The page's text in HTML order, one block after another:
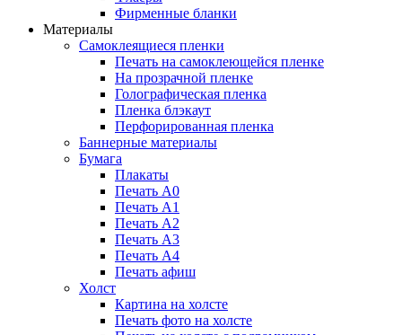
Фирменные бланки
Материалы
Самоклеящиеся пленки
Печать на самоклеющейся пленке
На прозрачной пленке
Голографическая пленка
Пленка блэкаут
Перфорированная пленка
Баннерные материалы
Бумага
Плакаты
Печать А0
Печать А1
Печать А2
Печать А3
Печать А4
Печать афиш
Холст
Картина на холсте
Печать фото на холсте